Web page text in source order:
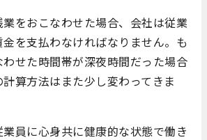
をおこなわせた場合、会社は従業
を支払わなければなりません。も
せた時間帯が深夜時間だった場合
算方法はまた少し変わってきま
員に心身共に健康的な状態で働き